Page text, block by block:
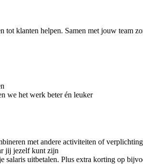
klanten helpen. Samen met jouw team
we het werk beter én leuker
met andere activiteiten of
jij jezelf kunt zijn
salaris uitbetalen. Plus extra korting op